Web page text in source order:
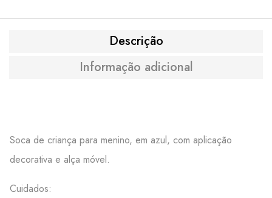
Descrição
Informação adicional
Soca de criança para menino, em azul, com aplicação
decorativa e alça móvel.
Cuidados: